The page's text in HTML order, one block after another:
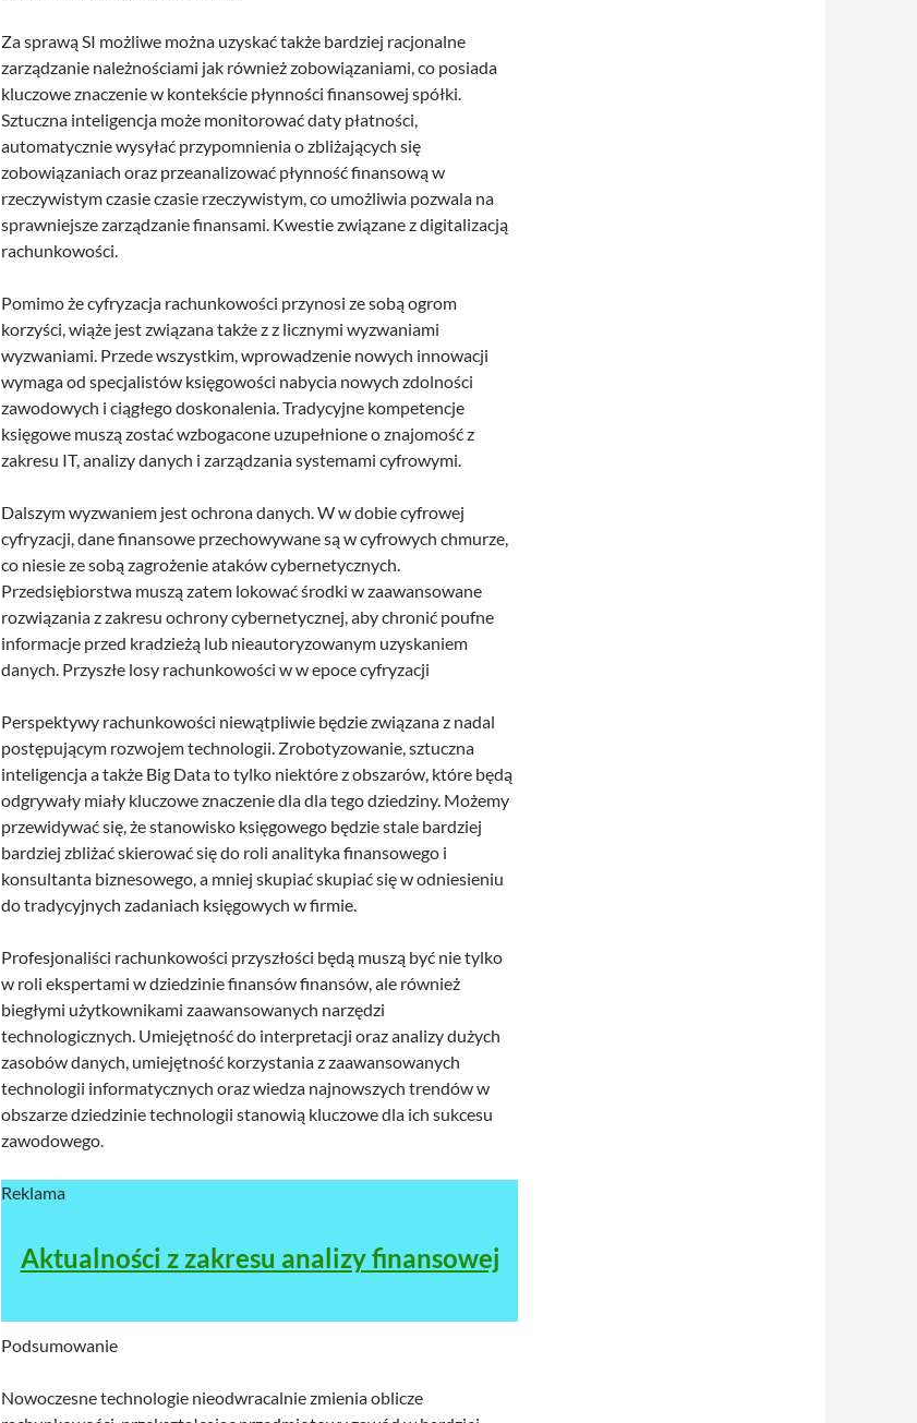
Za sprawą SI możliwe można uzyskać także bardziej racjonalne
zarządzanie należnościami jak również zobowiązaniami, co posiada
kluczowe znaczenie w kontekście płynności finansowej spółki.
Sztuczna inteligencja może monitorować daty płatności,
automatycznie wysyłać przypomnienia o zbliżających się
zobowiązaniach oraz przeanalizować płynność finansową w
rzeczywistym czasie czasie rzeczywistym, co umożliwia pozwala na
sprawniejsze zarządzanie finansami. Kwestie związane z digitalizacją
rachunkowości.
Pomimo że cyfryzacja rachunkowości przynosi ze sobą ogrom
korzyści, wiąże jest związana także z z licznymi wyzwaniami
wyzwaniami. Przede wszystkim, wprowadzenie nowych innowacji
wymaga od specjalistów księgowości nabycia nowych zdolności
zawodowych i ciągłego doskonalenia. Tradycyjne kompetencje
księgowe muszą zostać wzbogacone uzupełnione o znajomość z
zakresu IT, analizy danych i zarządzania systemami cyfrowymi.
Dalszym wyzwaniem jest ochrona danych. W w dobie cyfrowej
cyfryzacji, dane finansowe przechowywane są w cyfrowych chmurze,
co niesie ze sobą zagrożenie ataków cybernetycznych.
Przedsiębiorstwa muszą zatem lokować środki w zaawansowane
rozwiązania z zakresu ochrony cybernetycznej, aby chronić poufne
informacje przed kradzieżą lub nieautoryzowanym uzyskaniem
danych. Przyszłe losy rachunkowości w w epoce cyfryzacji
Perspektywy rachunkowości niewątpliwie będzie związana z nadal
postępującym rozwojem technologii. Zrobotyzowanie, sztuczna
inteligencja a także Big Data to tylko niektóre z obszarów, które będą
odgrywały miały kluczowe znaczenie dla dla tego dziedziny. Możemy
przewidywać się, że stanowisko księgowego będzie stale bardziej
bardziej zbliżać skierować się do roli analityka finansowego i
konsultanta biznesowego, a mniej skupiać skupiać się w odniesieniu
do tradycyjnych zadaniach księgowych w firmie.
Profesjonaliści rachunkowości przyszłości będą muszą być nie tylko
w roli ekspertami w dziedzinie finansów finansów, ale również
biegłymi użytkownikami zaawansowanych narzędzi
technologicznych. Umiejętność do interpretacji oraz analizy dużych
zasobów danych, umiejętność korzystania z zaawansowanych
technologii informatycznych oraz wiedza najnowszych trendów w
obszarze dziedzinie technologii stanowią kluczowe dla ich sukcesu
zawodowego.
Reklama
Aktualności z zakresu analizy finansowej
Podsumowanie
Nowoczesne technologie nieodwracalnie zmienia oblicze